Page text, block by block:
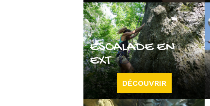
ESCALADE EN
EXT
DÉCOUVRIR